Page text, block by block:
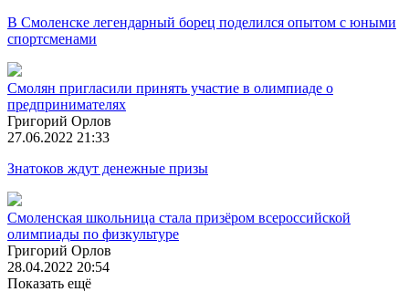
В Смоленске легендарный борец поделился опытом с юными
спортсменами
Смолян пригласили принять участие в олимпиаде о
предпринимателях
Григорий Орлов
27.06.2022 21:33
Знатоков ждут денежные призы
Смоленская школьница стала призёром всероссийской
олимпиады по физкультуре
Григорий Орлов
28.04.2022 20:54
Показать ещё